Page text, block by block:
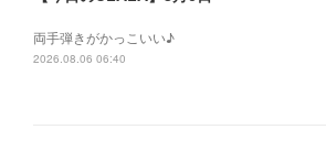
両手弾きがかっこいい♪
2026.08.06 06:40